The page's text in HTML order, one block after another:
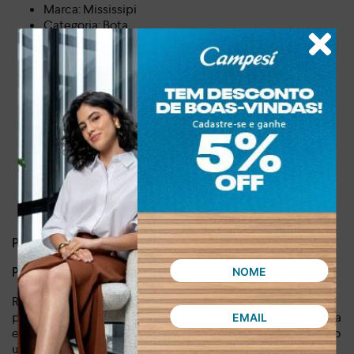
Marca: Mississipi
Categoria: Bota
Cor: Marrom
Peso: 0.564 kg
Altura da sola: 5.00 cm
Altura do cano: 16.00 cm
Circunferência do cano: 23.50 cm
Fechamento: Zíper
Formato do bico: Redondo
Forro: Tecido com espuma
Sola: TR (Termoplástica de Borracha)
Tipo do salto: Baixo
Tipo de cano: Curto
Estilo do calçado: Urbano
PRINCIPAIS PERGUNTAS SOBRE O PRODUTO:
P: Esta bota é confortável para usar durante o dia todo?
R: Sim, a Bota Mississipi Feminina Marrom foi desenvolvida
pensando no seu conforto. Seu forro em tecido com espuma
e o salto baixo garantem bem-estar prolongado, ideal para o
uso diário em diversas atividades.